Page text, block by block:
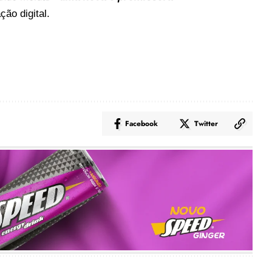
digital.
Facebook Twitter